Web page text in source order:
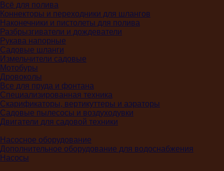
Всё для полива
Коннекторы и переходники для шлангов
Наконечники и пистолеты для полива
Разбрызгиватели и дождеватели
Рукава напорные
Садовые шланги
Измельчители садовые
Мотобуры
Дровоколы
Все для пруда и фонтана
Специализированная техника
Скарификаторы, вертикуттеры и аэраторы
Садовые пылесосы и воздуходувки
Двигатели для садовой техники
Насосное оборудование
Дополнительное оборудование для водоснабжения
Насосы